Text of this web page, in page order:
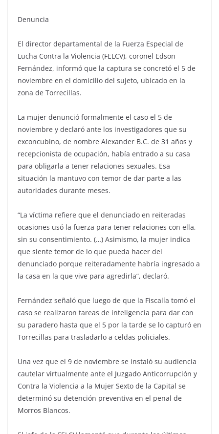
Denuncia
El director departamental de la Fuerza Especial de
Lucha Contra la Violencia (FELCV), coronel Edson
Fernández, informó que la captura se concretó el 5 de
noviembre en el domicilio del sujeto, ubicado en la
zona de Torrecillas.
La mujer denunció formalmente el caso el 5 de
noviembre y declaró ante los investigadores que su
exconcubino, de nombre Alexander B.C. de 31 años y
recepcionista de ocupación, había entrado a su casa
para obligarla a tener relaciones sexuales. Esa
situación la mantuvo con temor de dar parte a las
autoridades durante meses.
“La víctima refiere que el denunciado en reiteradas
ocasiones usó la fuerza para tener relaciones con ella,
sin su consentimiento. (…) Asimismo, la mujer indica
que siente temor de lo que pueda hacer del
denunciado porque reiteradamente habría ingresado a
la casa en la que vive para agredirla”, declaró.
Fernández señaló que luego de que la Fiscalía tomó el
caso se realizaron tareas de inteligencia para dar con
su paradero hasta que el 5 por la tarde se lo capturó en
Torrecillas para trasladarlo a celdas policiales.
Una vez que el 9 de noviembre se instaló su audiencia
cautelar virtualmente ante el Juzgado Anticorrupción y
Contra la Violencia a la Mujer Sexto de la Capital se
determinó su detención preventiva en el penal de
Morros Blancos.